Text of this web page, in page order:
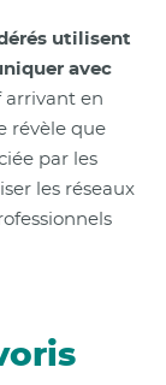
utilisent
avec
arrivant en
révèle que
par les
les réseaux